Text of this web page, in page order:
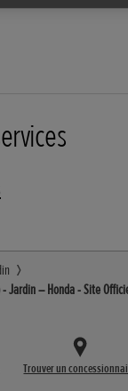
Jardin – Honda - Site
Trouver un